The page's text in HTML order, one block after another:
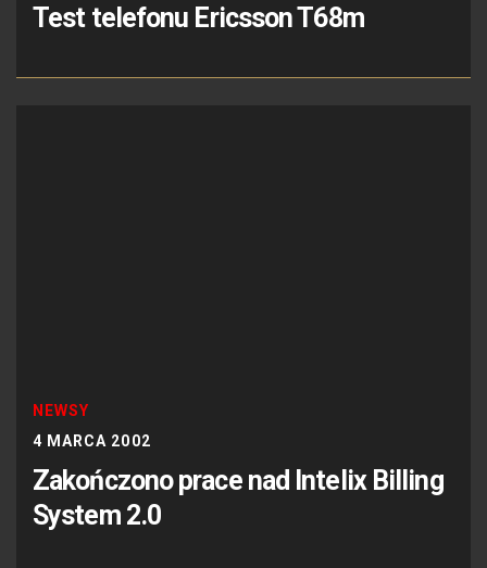
Test telefonu Ericsson T68m
NEWSY
4 MARCA 2002
Zakończono prace nad Intelix Billing
System 2.0